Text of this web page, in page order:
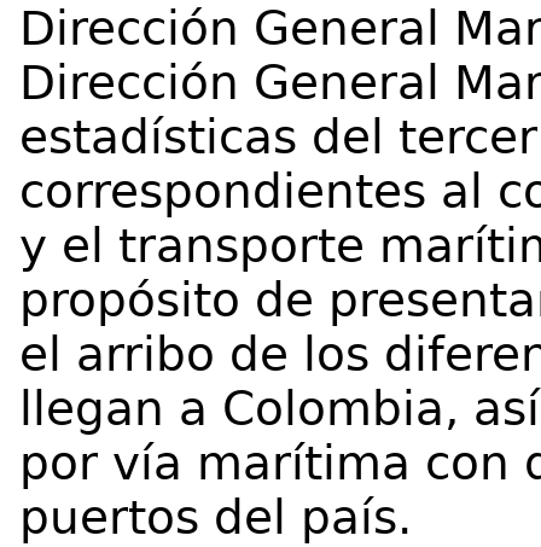
Dirección General
Dirección General
estadísticas del
correspondientes al
y el transporte
propósito de
el arribo de los
llegan a Colombia,
por vía marítima con
puertos del país.